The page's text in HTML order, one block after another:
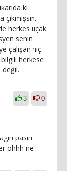
ki
herkes uçak
senin
çalışan hiç
bilgili herkese
değil.
3 0
pasin
ohhh ne